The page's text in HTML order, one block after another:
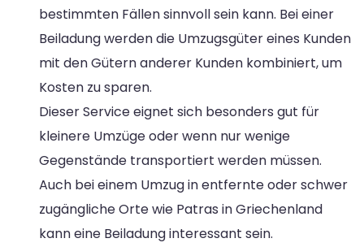
bestimmten Fällen sinnvoll sein kann. Bei einer
Beiladung werden die Umzugsgüter eines Kunden
mit den Gütern anderer Kunden kombiniert, um
Kosten zu sparen.
Dieser Service eignet sich besonders gut für
kleinere Umzüge oder wenn nur wenige
Gegenstände transportiert werden müssen.
Auch bei einem Umzug in entfernte oder schwer
zugängliche Orte wie Patras in Griechenland
kann eine Beiladung interessant sein.